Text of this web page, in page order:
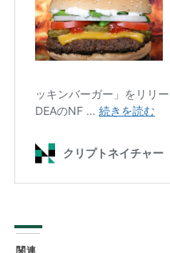
関連